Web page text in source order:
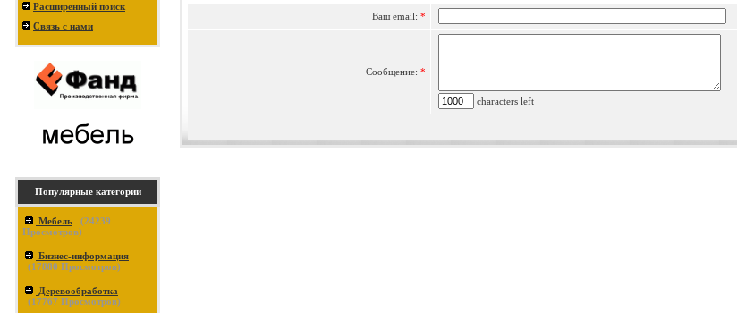
Расширенный поиск
Связь с нами
Популярные категории
Мебель (24239
Просмотров)
Бизнес-информация
(17880 Просмотров)
Деревообработка
(17767 Просмотров)
Ваш email: *
Сообщение: *
characters left